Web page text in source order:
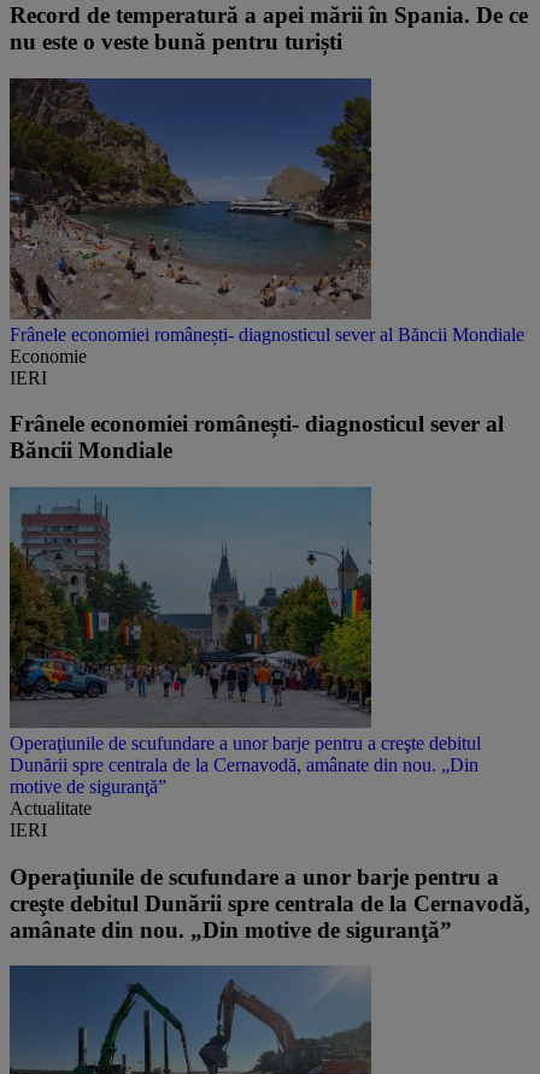
Record de temperatură a apei mării în Spania. De ce
nu este o veste bună pentru turiști
Frânele economiei românești- diagnosticul sever al Băncii Mondiale
Economie
IERI
Frânele economiei românești- diagnosticul sever al
Băncii Mondiale
Operaţiunile de scufundare a unor barje pentru a creşte debitul
Dunării spre centrala de la Cernavodă, amânate din nou. „Din
motive de siguranţă”
Actualitate
IERI
Operaţiunile de scufundare a unor barje pentru a
creşte debitul Dunării spre centrala de la Cernavodă,
amânate din nou. „Din motive de siguranţă”